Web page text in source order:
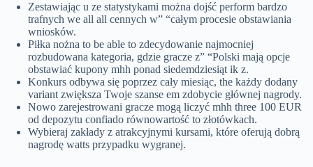
Zestawiając u ze statystykami można dojść perform bardzo
trafnych we all all cennych w” “całym procesie obstawiania
wniosków.
Piłka nożna to be able to zdecydowanie najmocniej
rozbudowana kategoria, gdzie gracze z” “Polski mają opcje
obstawiać kupony mhh ponad siedemdziesiąt ik z.
Konkurs odbywa się poprzez cały miesiąc, the każdy dodany
variant zwiększa Twoje szanse em zdobycie głównej nagrody.
Nowo zarejestrowani gracze mogą liczyć mhh three 100 EUR
od depozytu confiado równowartość to złotówkach.
Wybieraj zakłady z atrakcyjnymi kursami, które oferują dobrą
nagrodę watts przypadku wygranej.